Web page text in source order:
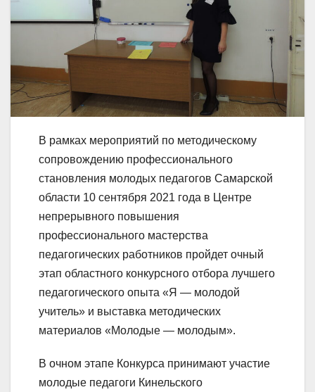
В рамках мероприятий по методическому
сопровождению профессионального
становления молодых педагогов Самарской
области 10 сентября 2021 года в Центре
непрерывного повышения
профессионального мастерства
педагогических работников пройдет очный
этап областного конкурсного отбора лучшего
педагогического опыта «Я — молодой
учитель» и выставка методических
материалов «Молодые — молодым».
В очном этапе Конкурса принимают участие
молодые педагоги Кинельского